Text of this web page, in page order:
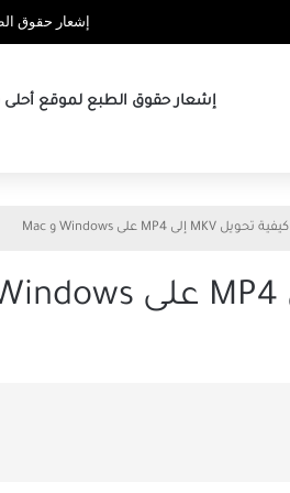
إشعار حقوق
إشعار حقوق الطبع لموقع أحلى
كيفية تحويل MKV إلى MP4 على Windows و Mac